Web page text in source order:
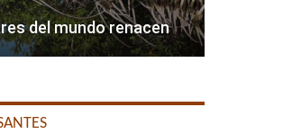
del mundo renacen